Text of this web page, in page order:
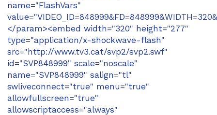
name="FlashVars"
</param><embed width="320" height="277"
type="application/x-shockwave-flash"
src="http://www.tv3.cat/svp2/svp2.swf"
id="SVP848999" scale="noscale"
name="SVP848999" salign="tl"
swliveconnect="true" menu="true"
allowfullscreen="true"
allowscriptaccess="always"